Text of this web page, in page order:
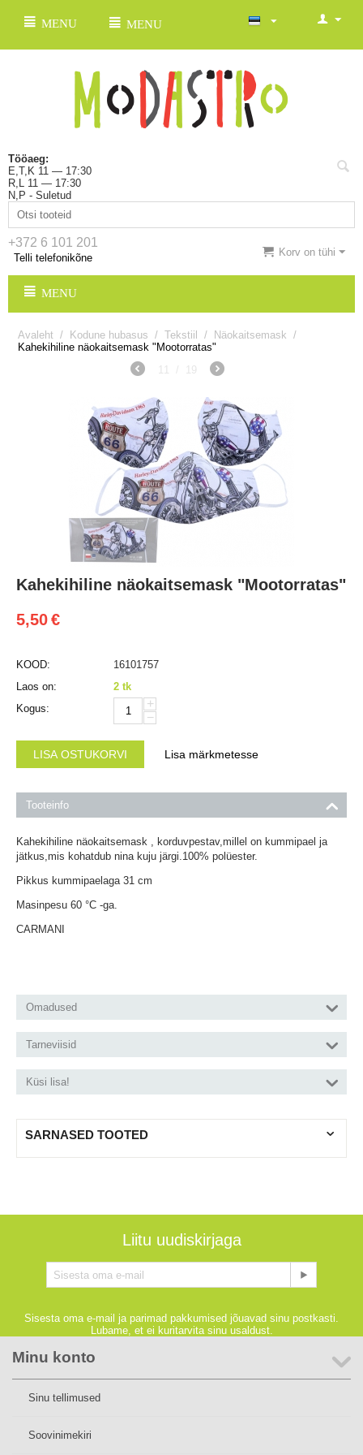
MENU MENU
Tööaeg:
E,T,K 11 — 17:30
R,L 11 — 17:30
N,P - Suletud
+372 6 101 201
Telli telefonikõne Korv on tühi
MENU
Avaleht / Kodune hubasus / Tekstiil / Näokaitsemask /
Kahekihiline näokaitsemask "Mootorratas"
11
/ 19
Kahekihiline näokaitsemask "Mootorratas"
5,50€
KOOD:
16101757
Laos on:
2 tk
Kogus:
+
−
LISA OSTUKORVI Lisa märkmetesse
Tooteinfo
Kahekihiline näokaitsemask , korduvpestav,millel on kummipael ja
jätkus,mis kohatdub nina kuju järgi.100% polüester.
Pikkus kummipaelaga 31 cm
Masinpesu 60 °С -ga.
CARMANI
Omadused
Tarneviisid
Küsi lisa!
SARNASED TOOTED
Liitu uudiskirjaga
Sisesta oma e-mail ja parimad pakkumised jõuavad sinu postkasti.
Lubame, et ei kuritarvita sinu usaldust.
Minu konto
Sinu tellimused
Soovinimekiri